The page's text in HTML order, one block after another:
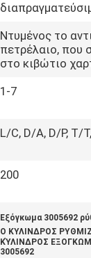
Ντυμένος το
πετρέλαιο, που
στο κιβώτιο
1-7
L/C, D/A, D/P, T/
200
Εξόγκωμα 3005692
Ο ΚΥΛΙΝΔΡΟΣ
ΚΎΛΙΝΔΡΟΣ
3005692